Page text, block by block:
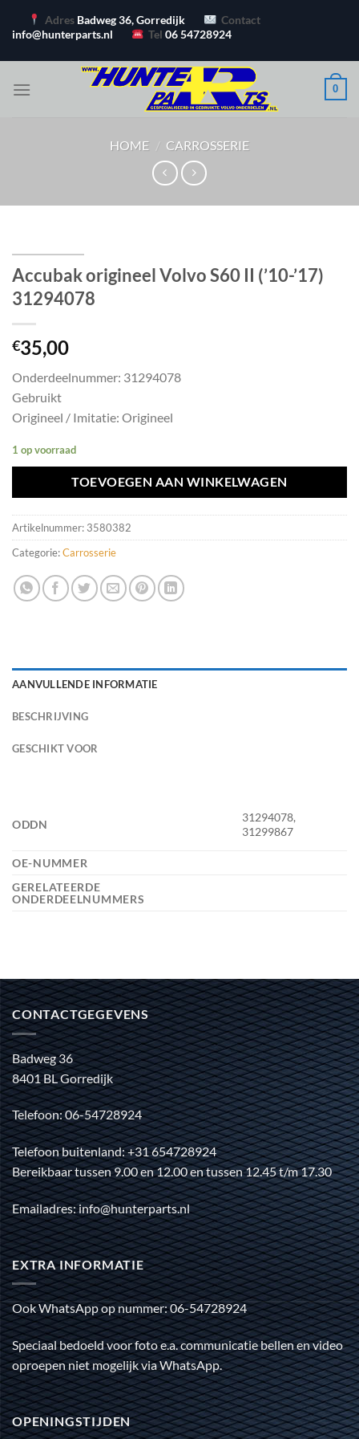
naar
Adres Badweg 36, Gorredijk
Contact
info@hunterparts.nl
Tel06 54728924
0
HOME / CARROSSERIE
Accubak origineel Volvo S60 II (’10-’17)
31294078
€35,00
Onderdeelnummer: 31294078
Gebruikt
Origineel / Imitatie: Origineel
1 op voorraad
TOEVOEGEN AAN WINKELWAGEN
Artikelnummer: 3580382
Categorie:Carrosserie
AANVULLENDE INFORMATIE
BESCHRIJVING
GESCHIKT VOOR
ODDN
31294078,
31299867
OE-NUMMER
GERELATEERDE
ONDERDEELNUMMERS
CONTACTGEGEVENS
Badweg 36
8401 BL Gorredijk
Telefoon: 06-54728924
Telefoon buitenland: +31 654728924
Bereikbaar tussen 9.00 en 12.00 en tussen 12.45 t/m 17.30
Emailadres: info@hunterparts.nl
EXTRA INFORMATIE
Ook WhatsApp op nummer: 06-54728924
Speciaal bedoeld voor foto e.a. communicatie bellen en video
oproepen niet mogelijk via WhatsApp.
OPENINGSTIJDEN